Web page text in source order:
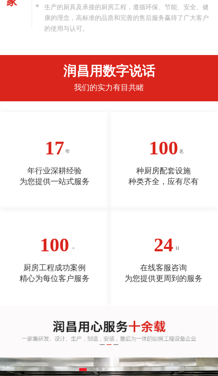
生产的厨具及承接的厨房工程，遵循环保、节能、安全、健
康的理念，高标准的品质和完善的售后服务赢得了广大客户
的使用与认可。
润昌用数字说话
我们的实力有目共睹
17
年行业深耕经验
为您提供一站式服务
100
种厨房配套设施
种类齐全，应有尽有
100
厨房工程成功案例
精心为每位客户服务
24
在线客服咨询
为您提供更周到的服务